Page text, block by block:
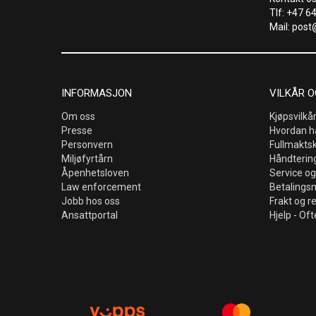
Tlf: +47
Mail:
INFORMASJON
Om oss
Presse
Personvern
Miljøfyrtårn
Åpenhetsloven
Law enforcement
Jobb hos oss
Ansattportal
VILKÅR
Kjøpsvilkår
Hvordan
Service
Frakt og
Hjelp -